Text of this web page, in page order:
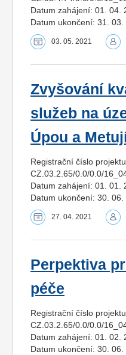
Datum zahájení: 01. 04.
Datum ukončení: 31. 03.
03. 05. 2021
Zvyšování
služeb na
Úpou a
Registrační číslo
CZ.03.2.65/0.0/0.0/
Datum zahájení: 01. 01.
Datum ukončení: 30. 06.
27. 04. 2021
Perpektiva
péče
Registrační číslo
CZ.03.2.65/0.0/0.0/
Datum zahájení: 01. 02.
Datum ukončení: 30. 06.